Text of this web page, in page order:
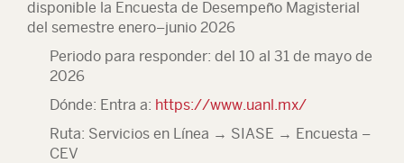
disponible la Encuesta de Desempeño Magisterial
del semestre enero–junio 2026
Periodo para responder: del 10 al 31 de mayo de
2026
Dónde: Entra a: https://www.uanl.mx/
Ruta: Servicios en Línea → SIASE → Encuesta –
CEV